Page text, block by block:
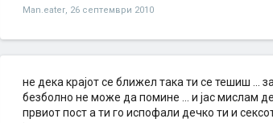
Man.eater, 26 септември 2010
не дека крајот се ближел така ти се тешиш ...
безболно не може да помине ... и јас мислам
првиот пост а ти го испофали дечко ти и